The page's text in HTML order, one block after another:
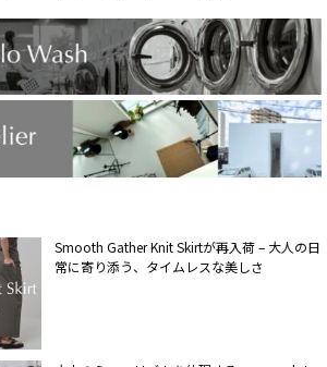
Smooth Gather Knit Skirtが再入荷 – 大人の日
常に寄り添う、タイムレスな美しさ